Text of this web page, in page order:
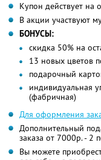
Купон действует на
В акции участвуют
БОНУСЫ:
скидка 50% на
13 новых цветов
подарочный
индивидуальная
(фабричная)
Для оформления
Дополнительный
заказа от 7000р. - 2
Вы можете